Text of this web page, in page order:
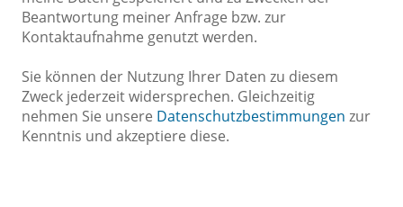
Beantwortung meiner Anfrage bzw. zur
Kontaktaufnahme genutzt werden.
Sie können der Nutzung Ihrer Daten zu diesem
Zweck jederzeit widersprechen. Gleichzeitig
nehmen Sie unsere Datenschutzbestimmungen zur
Kenntnis und akzeptiere diese.